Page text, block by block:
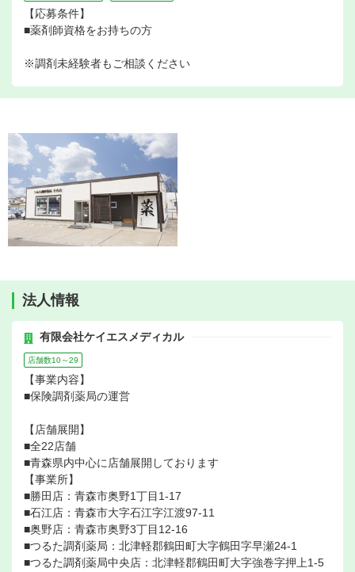
【応募条件】
■薬剤師資格をお持ちの方
※調剤未経験者もご相談ください
法人情報
有限会社ケイエスメディカル
店舗数10～29
【事業内容】
■保険調剤薬局の運営
【店舗展開】
■全22店舗
■青森県内中心に店舗展開しております
【事業所】
■勝田店：青森市奥野1丁目1-17
■石江店：青森市大字石江字江渡97-11
■奥野店：青森市奥野3丁目12-16
■つるた調剤薬局：北津軽郡鶴田町大字鶴田字早瀬24-1
■つるた調剤薬局中央店：北津軽郡鶴田町大字強巻字押上1-5